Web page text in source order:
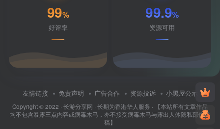
99%
好评率
99.9%
资源可用
友情链接 免责声明 广告合作 资源投诉 小黑屋公示
Copyright © 2022 · 长游分享网 · 长期为香港华人服务 · 【本站所有文章作品
均不包含暴露三点内容或病毒木马，亦不接受病毒木马与露出人体隐私部位投
稿】